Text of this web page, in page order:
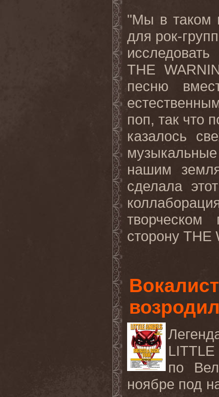
"Мы в таком
для рок-
THE
песню
поп, так что
казалось
нашим
сделала
сторону
по
ноябре под